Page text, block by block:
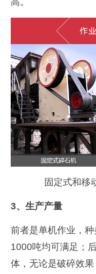
固定式和移
3、生产产量
前者是单机作业，
1000吨均可满足；
体，无论是破碎效